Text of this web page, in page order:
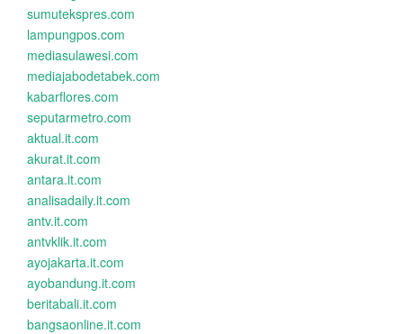
sumutekspres.com
lampungpos.com
mediasulawesi.com
mediajabodetabek.com
kabarflores.com
seputarmetro.com
aktual.it.com
akurat.it.com
antara.it.com
analisadaily.it.com
antv.it.com
antvklik.it.com
ayojakarta.it.com
ayobandung.it.com
beritabali.it.com
bangsaonline.it.com